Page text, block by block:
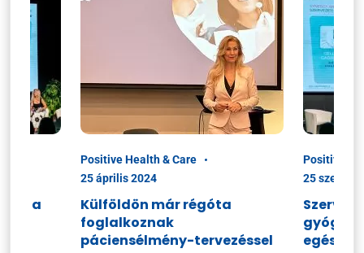
a
Positive Health & Care
25 április 2024
Külföldön már régóta
foglalkoznak
páciensélmény-tervezéssel
Positive
25